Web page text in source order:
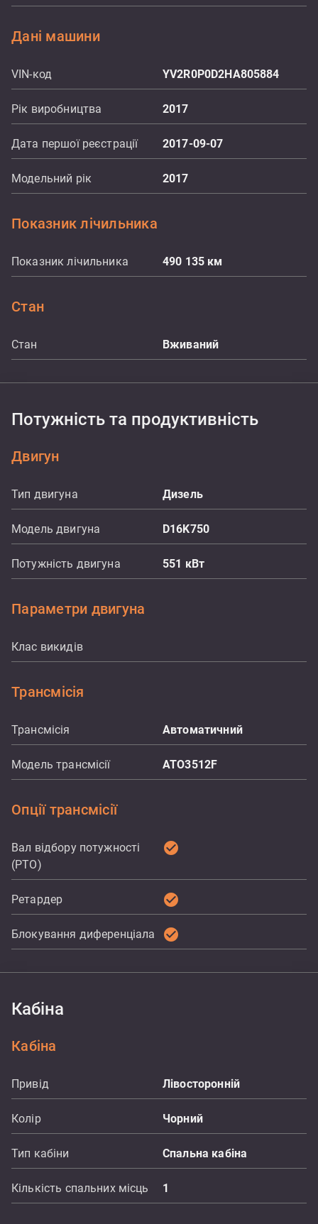
Дані машини
VIN-код YV2R0P0D2HA805884
Рік виробництва 2017
Дата першої реєстрації 2017-09-07
Модельний рік 2017
Показник лічильника
Показник лічильника 490 135 км
Стан
Стан Вживаний
Потужність та продуктивність
Двигун
Тип двигуна Дизель
Модель двигуна D16K750
Потужність двигуна 551 кВт
Параметри двигуна
Клас викидів
Трансмісія
Трансмісія Автоматичний
Модель трансмісії ATO3512F
Опції трансмісії
Вал відбору потужності
(PTO)
check_circle
Ретардер check_circle
Блокування диференціала check_circle
Кабіна
Кабіна
Привід Лівосторонній
Колір Чорний
Тип кабіни Спальна кабіна
Кількість спальних місць 1